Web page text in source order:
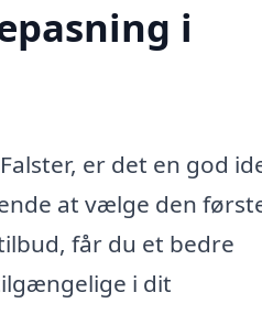
i
er det en god
at vælge den
får du et bedre
i dit